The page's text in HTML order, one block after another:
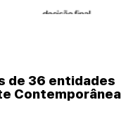
de 36 entidades
Contemporânea